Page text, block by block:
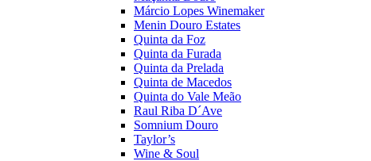
Márcio Lopes Winemaker
Menin Douro Estates
Quinta da Foz
Quinta da Furada
Quinta da Prelada
Quinta de Macedos
Quinta do Vale Meão
Raul Riba D´Ave
Somnium Douro
Taylor’s
Wine & Soul